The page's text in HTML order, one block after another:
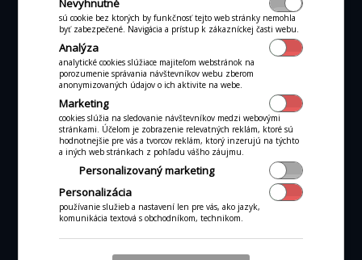
All-in-one P3MIX
Nevyhnutné
sú cookie bez ktorých by funkčnosť tejto web stránky nemohla
byť zabezpečené. Navigácia a prístup k zákazníckej časti webu.
Analýza
analytické cookies slúžiace majiteľom webstránok na
porozumenie správania návštevníkov webu zberom
anonymizovaných údajov o ich aktivite na webe.
Marketing
cookies slúžia na sledovanie návštevníkov medzi webovými
stránkami. Účelom je zobrazenie relevatných reklám, ktoré sú
hodnotnejšie pre vás a tvorcov reklám, ktorý inzerujú na týchto
a iných web stránkach z pohľadu vášho záujmu.
Personalizovaný marketing
Personalizácia
používanie služieb a nastavení len pre vás, ako jazyk,
komunikácia textová s obchodníkom, technikom.